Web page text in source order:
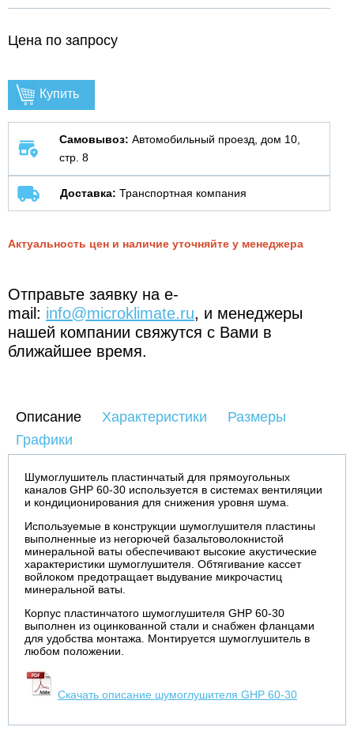
Цена по запросу
Купить
Самовывоз: Автомобильный проезд, дом 10,
стр. 8
Доставка: Транспортная компания
Актуальность цен и наличие уточняйте у менеджера
Отправьте заявку на e-
mail: info@microklimate.ru, и менеджеры
нашей компании свяжутся с Вами в
ближайшее время.
Описание Характеристики
Размеры
Графики
Шумоглушитель пластинчатый для прямоугольных
каналов GHP 60-30 используется в системах вентиляции
и кондиционирования для снижения уровня шума.
Используемые в конструкции шумоглушителя пластины
выполненные из негорючей базальтоволокнистой
минеральной ваты обеспечивают высокие акустические
характеристики шумоглушителя. Обтягивание кассет
войлоком предотращает выдувание микрочастиц
минеральной ваты.
Корпус пластинчатого шумоглушителя GHP 60-30
выполнен из оцинкованной стали и снабжен фланцами
для удобства монтажа. Монтируется шумоглушитель в
любом положении.
Скачать описание шумоглушителя GHP 60-30